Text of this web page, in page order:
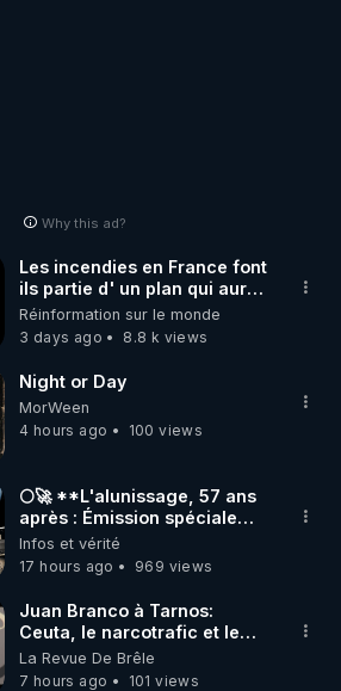
Why this ad?
Les incendies en France font
ils partie d' un plan qui aurait
débuté le 11 septembre 2001
?
Réinformation sur le monde
3 days ago
8.8 k views
Night or Day
MorWeen
4 hours ago
100 views
🌕🚀 **L'alunissage, 57 ans
après : Émission spéciale
avec John Doe !** 👨 🚀✨
Infos et vérité
17 hours ago
969 views
Juan Branco à Tarnos:
Ceuta, le narcotrafic et le
pouvoir en France
La Revue De Brêle
7 hours ago
101 views